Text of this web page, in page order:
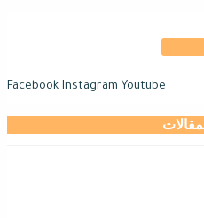
Facebook Instagram Youtube